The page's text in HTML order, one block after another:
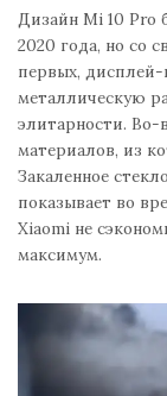
Дизайн Mi 10 Pro
2020 года, но со
первых, дисплей-
металлическую
элитарности. Во-
материалов, из
Закаленное
показывает во
Xiaomi не
максимум.